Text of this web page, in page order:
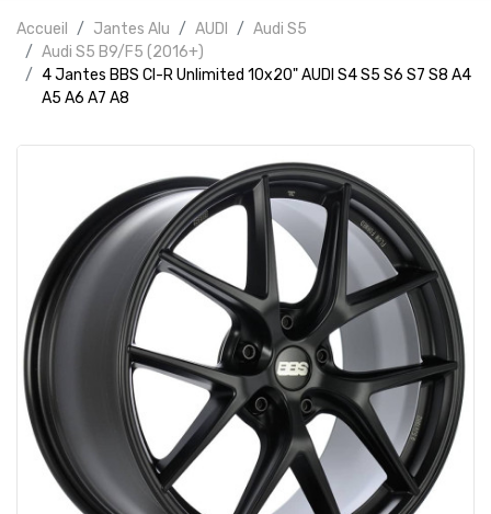
Accueil Jantes Alu AUDI
Audi S5
Audi S5 B9/F5 (2016+)
4 Jantes BBS CI-R Unlimited 10x20" AUDI S4 S5 S6 S7 S8 A4
A5 A6 A7 A8